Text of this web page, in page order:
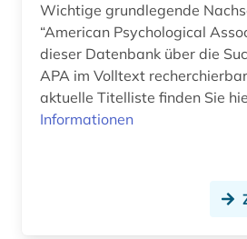
preprint (1)
Wichtige grundlegende
“American Psychological
dieser Datenbank über die
APA im Volltext
aktuelle Titelliste finden Sie
Informationen